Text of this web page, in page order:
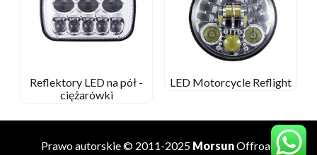
Reflektory LED na pół -
ciężarówki
LED Motorcycle Reflight
Prawo autorskie © 2011-2025 MorsunOffroad